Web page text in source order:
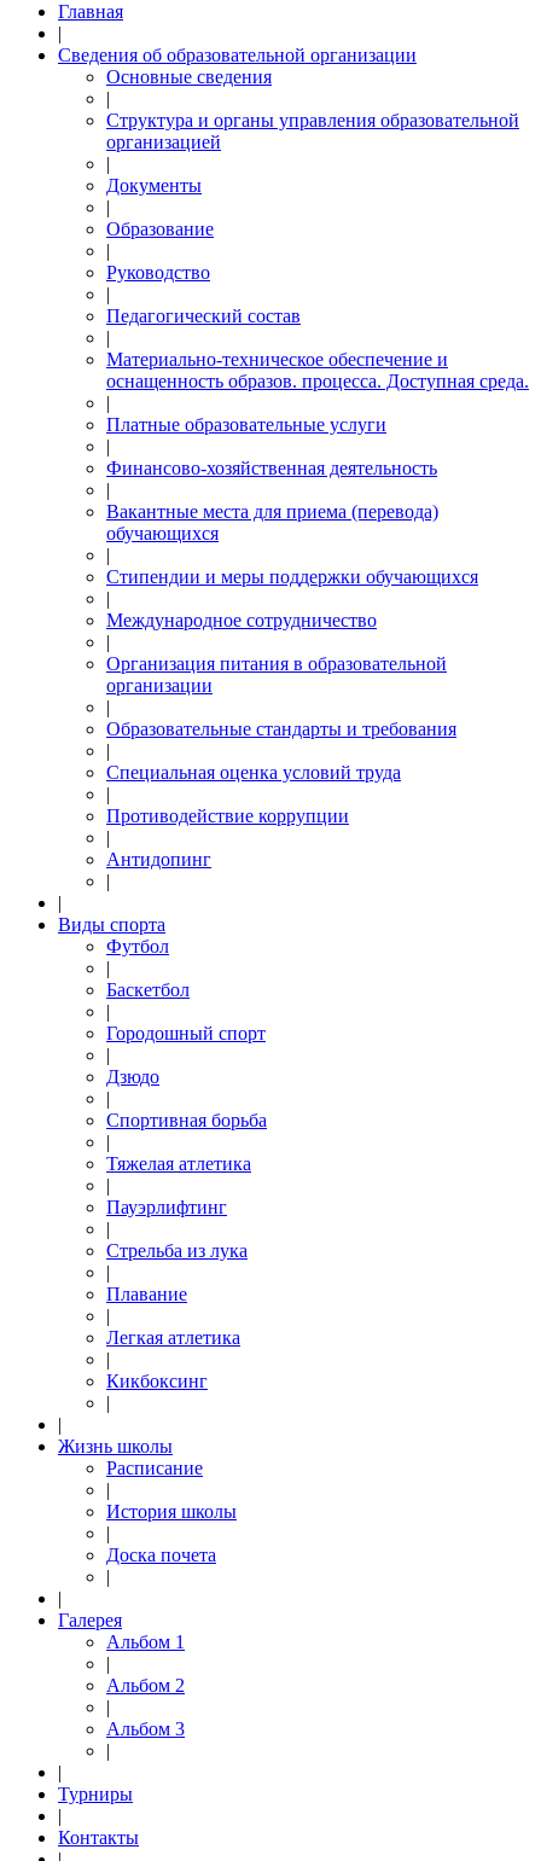
Главная
|
Сведения об образовательной организации
Основные сведения
|
Структура и органы управления образовательной
организацией
|
Документы
|
Образование
|
Руководство
|
Педагогический состав
|
Материально-техническое обеспечение и
оснащенность образов. процесса. Доступная среда.
|
Платные образовательные услуги
|
Финансово-хозяйственная деятельность
|
Вакантные места для приема (перевода)
обучающихся
|
Стипендии и меры поддержки обучающихся
|
Международное сотрудничество
|
Организация питания в образовательной
организации
|
Образовательные стандарты и требования
|
Специальная оценка условий труда
|
Противодействие коррупции
|
Антидопинг
|
|
Виды спорта
Футбол
|
Баскетбол
|
Городошный спорт
|
Дзюдо
|
Спортивная борьба
|
Тяжелая атлетика
|
Пауэрлифтинг
|
Стрельба из лука
|
Плавание
|
Легкая атлетика
|
Кикбоксинг
|
|
Жизнь школы
Расписание
|
История школы
|
Доска почета
|
|
Галерея
Альбом 1
|
Альбом 2
|
Альбом 3
|
|
Турниры
|
Контакты